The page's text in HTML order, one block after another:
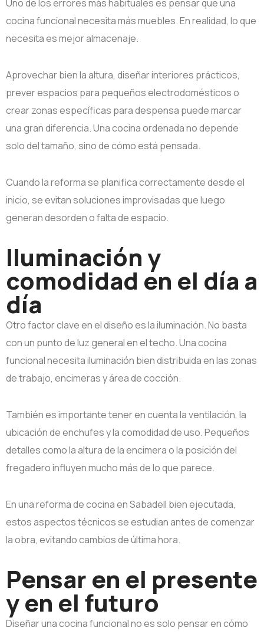
Uno de los errores más habituales es pensar que una
cocina funcional necesita más muebles. En realidad, lo que
necesita es mejor almacenaje.
Aprovechar bien la altura, diseñar interiores prácticos,
prever espacios para pequeños electrodomésticos o
crear zonas específicas para despensa puede marcar
una gran diferencia. Una cocina ordenada no depende
solo del tamaño, sino de cómo está pensada.
Cuando la reforma se planifica correctamente desde el
inicio, se evitan soluciones improvisadas que luego
generan desorden o falta de espacio.
Iluminación y
comodidad en el día a
día
Otro factor clave en el diseño es la iluminación. No basta
con un punto de luz general en el techo. Una cocina
funcional necesita iluminación bien distribuida en las zonas
de trabajo, encimeras y área de cocción.
También es importante tener en cuenta la ventilación, la
ubicación de enchufes y la comodidad de uso. Pequeños
detalles como la altura de la encimera o la posición del
fregadero influyen mucho más de lo que parece.
En una reforma de cocina en Sabadell bien ejecutada,
estos aspectos técnicos se estudian antes de comenzar
la obra, evitando cambios de última hora.
Pensar en el presente
y en el futuro
Diseñar una cocina funcional no es solo pensar en cómo